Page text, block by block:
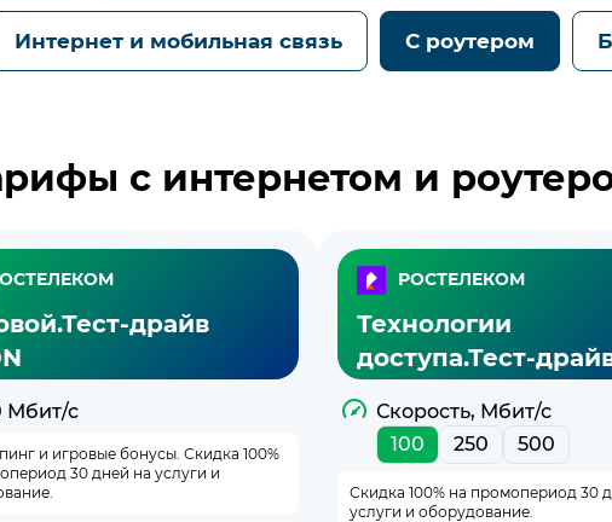
Интернет и мобильная связь С роутером
с интернетом и
драйв
Мбит/с
и игровые бонусы. Скидка 100%
30 дней на услуги и
РОСТЕЛЕКОМ
Технологии
доступа.Тест-
Скорость, Мбит/с
100
250 500
Скидка 100% на промопериод 30
услуги и оборудование.